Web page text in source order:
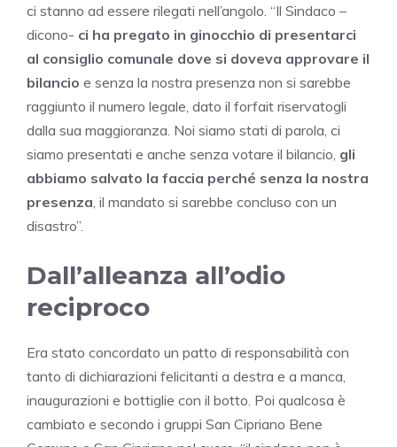
ci stanno ad essere rilegati nell’angolo. “Il Sindaco –
dicono- ci ha pregato in ginocchio di presentarci
al consiglio comunale dove si doveva approvare il
bilancio e senza la nostra presenza non si sarebbe
raggiunto il numero legale, dato il forfait riservatogli
dalla sua maggioranza. Noi siamo stati di parola, ci
siamo presentati e anche senza votare il bilancio, gli
abbiamo salvato la faccia perché senza la nostra
presenza, il mandato si sarebbe concluso con un
disastro”.
Dall’alleanza all’odio
reciproco
Era stato concordato un patto di responsabilità con
tanto di dichiarazioni felicitanti a destra e a manca,
inaugurazioni e bottiglie con il botto. Poi qualcosa è
cambiato e secondo i gruppi San Cipriano Bene